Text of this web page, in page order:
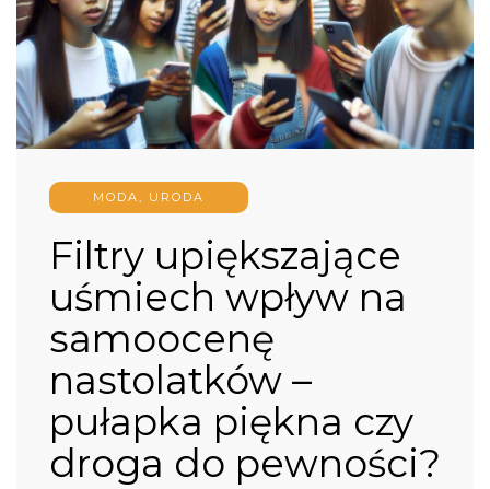
MODA, URODA
Filtry upiększające
uśmiech wpływ na
samoocenę
nastolatków –
pułapka piękna czy
droga do pewności?